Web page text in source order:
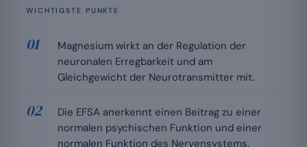
WICHTIGSTE PUNKTE
Magnesium wirkt an der Regulation der
neuronalen Erregbarkeit und am
Gleichgewicht der Neurotransmitter mit.
Die EFSA anerkennt einen Beitrag zu einer
normalen psychischen Funktion und einer
normalen Funktion des Nervensystems.